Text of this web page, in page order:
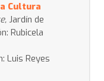
Cultura
Jardín de
Rubicela
Luis Reyes